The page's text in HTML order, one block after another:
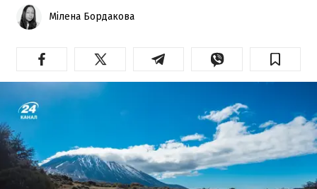
Мілена Бордакова